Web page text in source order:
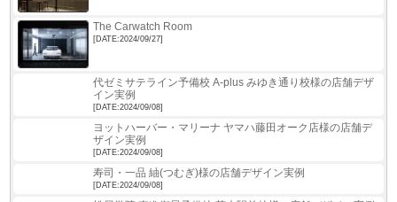
The Carwatch Room
[DATE:2024/09/27]
代ゼミサテライン予備校 A-plus みゆき通り校様の店舗デザ
イン実例
[DATE:2024/09/08]
ヨットハーバー・マリーナ ヤマハ藤田オーク店様の店舗デ
ザイン実例
[DATE:2024/09/08]
寿司・一品 紬(つむぎ)様の店舗デザイン実例
[DATE:2024/09/08]